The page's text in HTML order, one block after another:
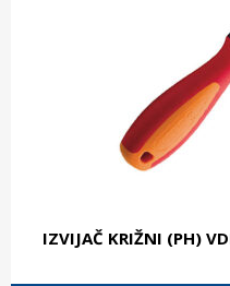
IZVIJAČ KRIŽNI (PH)